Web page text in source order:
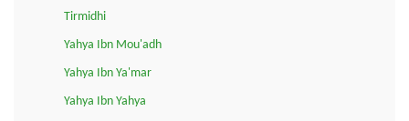
Tirmidhi
Yahya Ibn Mou'adh
Yahya Ibn Ya'mar
Yahya Ibn Yahya